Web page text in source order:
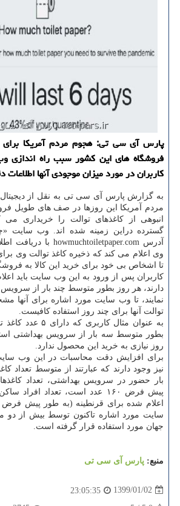
پارس آی سی تی: هجوم مردم آمریكا برای
فروشگاه های این كشور سبب راه اندازی
كاربران در مورد میزان موجودی آنها
به گزارش پارس آی سی تی به نقل از دیجیتال
مردم آمریكا این روزها در صف های طویل
انبوهی از كاغذهای توالت را خریداری
گسترده دراین زمینه شده اند. وب سایت
آدرس howmuchtoiletpaper.com با دریافت اطلاعاتی از هر
وی اعلام می كند كه ذخیره كاغذ توالت وی
تا اشخاص بی خود برای خرید این كالا به
كاربران پس از ورود به این وب سایت باید
دارند، هر روز بطور متوسط چند بار از
نمایند، تا وب سایت مورد اشاره برای آنها
توالت آنها برای چند روز استفاده كافیست.
به عنوان مثال
روز نیازی به خرید این محصول ندارد.
برای افزایش دقت محاسبات در این وب
نیز وجود دارند كه عبارتند از متوسط تعداد
بار حضور در سرویس بهداشتی، تعداد
پیش فرض ۱۶۰ عدد است، تعداد
سایت مورد اشاره تاكنون توسط بیش از دو
جهان مورد استفاده قرار گرفته است.
منبع: پارس آی سی تی
1399/01/02
23:05:35